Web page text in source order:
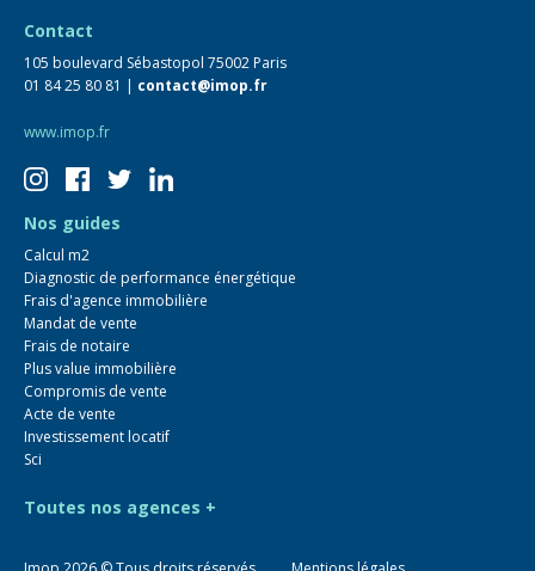
Contact
105 boulevard Sébastopol 75002 Paris
01 84 25 80 81 | contact@imop.fr
www.imop.fr
Nos guides
Calcul m2
Diagnostic de performance énergétique
Frais d'agence immobilière
Mandat de vente
Frais de notaire
Plus value immobilière
Compromis de vente
Acte de vente
Investissement locatif
Sci
Toutes nos agences +